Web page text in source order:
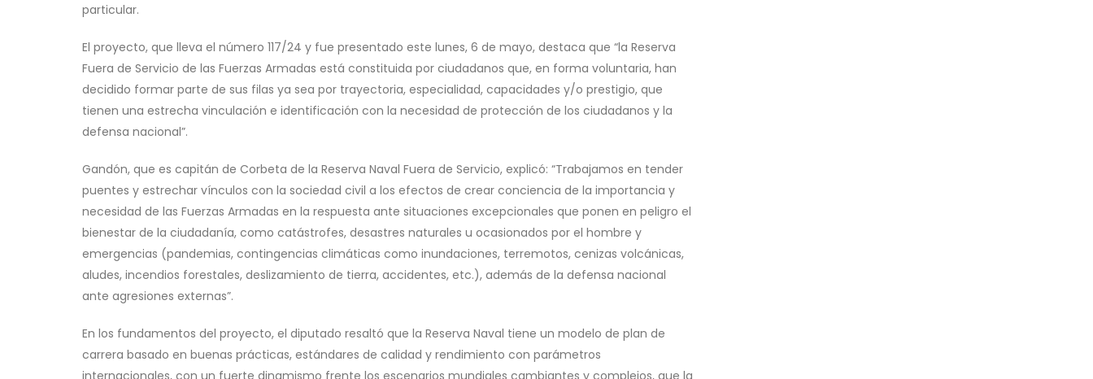
particular.
El proyecto, que lleva el número 117/24 y fue presentado este lunes, 6 de mayo, destaca que “la Reserva
Fuera de Servicio de las Fuerzas Armadas está constituida por ciudadanos que, en forma voluntaria, han
decidido formar parte de sus filas ya sea por trayectoria, especialidad, capacidades y/o prestigio, que
tienen una estrecha vinculación e identificación con la necesidad de protección de los ciudadanos y la
defensa nacional”.
Gandón, que es capitán de Corbeta de la Reserva Naval Fuera de Servicio, explicó: “Trabajamos en tender
puentes y estrechar vínculos con la sociedad civil a los efectos de crear conciencia de la importancia y
necesidad de las Fuerzas Armadas en la respuesta ante situaciones excepcionales que ponen en peligro el
bienestar de la ciudadanía, como catástrofes, desastres naturales u ocasionados por el hombre y
emergencias (pandemias, contingencias climáticas como inundaciones, terremotos, cenizas volcánicas,
aludes, incendios forestales, deslizamiento de tierra, accidentes, etc.), además de la defensa nacional
ante agresiones externas”.
En los fundamentos del proyecto, el diputado resaltó que la Reserva Naval tiene un modelo de plan de
carrera basado en buenas prácticas, estándares de calidad y rendimiento con parámetros
internacionales, con un fuerte dinamismo frente los escenarios mundiales cambiantes y complejos, que la